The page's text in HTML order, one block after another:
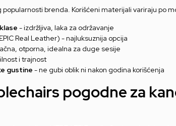
popularnosti brenda. Korišćeni materijali variraju po
- izdržljiva, laka za održavanje
Real Leather) - najluksuznija opcija
otporna, idealna za duge sesije
i trajnost
gustine - ne gubi oblik ni nakon godina korišćenja
pogodne za